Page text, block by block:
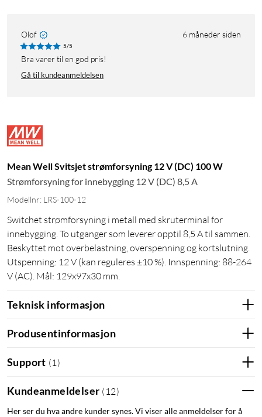
Olof 6 måneder siden
5/5
Bra varer til en god pris!
Gå til kundeanmeldelsen
Mean Well Svitsjet strømforsyning 12 V (DC) 100 W
Strømforsyning for innebygging 12 V (DC) 8,5 A
Modellnr: LRS-100-12
Switchet strømforsyning i metall med skruterminal for
innebygging. To utganger som leverer opptil 8,5 A til sammen.
Beskyttet mot overbelastning, overspenning og kortslutning.
Utspenning: 12 V (kan reguleres ±10 %). Innspenning: 88-264
V (AC). Mål: 129x97x30 mm.
Teknisk informasjon
Produsentinformasjon
Support (1 )
Kundeanmeldelser ( 12)
Her ser du hva andre kunder synes. Vi viser alle anmeldelser for å